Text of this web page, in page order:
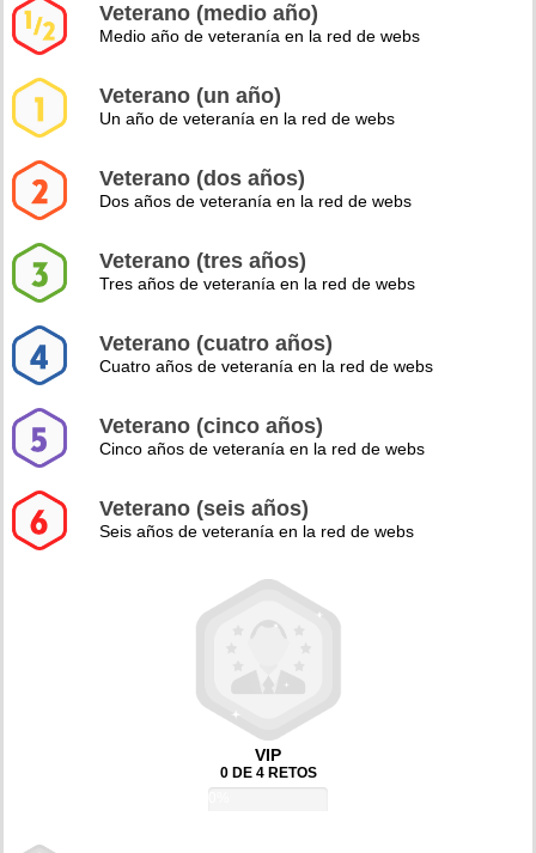
Veterano (medio año)
Medio año de veteranía en la red de webs
Veterano (un año)
Un año de veteranía en la red de webs
Veterano (dos años)
Dos años de veteranía en la red de webs
Veterano (tres años)
Tres años de veteranía en la red de webs
Veterano (cuatro años)
Cuatro años de veteranía en la red de webs
Veterano (cinco años)
Cinco años de veteranía en la red de webs
Veterano (seis años)
Seis años de veteranía en la red de webs
VIP
0 DE 4 RETOS